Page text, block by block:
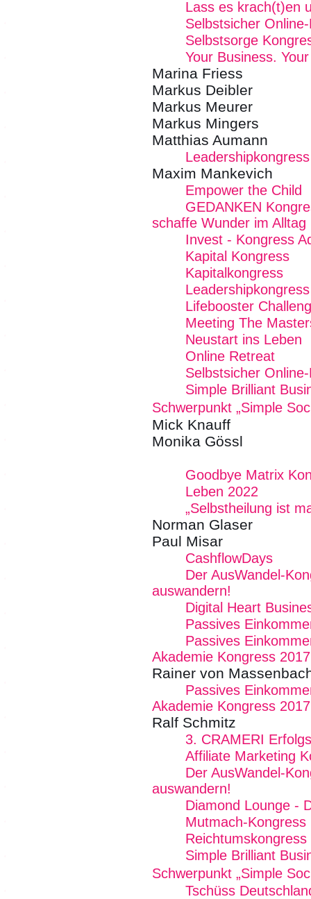
Lass es krach(t)en
Selbstsicher
Selbstsorge
Your Business.
Marina Friess
Markus Deibler
Markus Meurer
Markus Mingers
Matthias Aumann
Leadershipkongress
Maxim Mankevich
Empower the Child
GEDANKEN
schaffe Wunder im Alltag
Invest - Kongress
Kapital Kongress
Kapitalkongress
Leadershipkongress
Lifebooster
Meeting The
Neustart ins Leben
Online Retreat
Selbstsicher
Simple Brilliant
Schwerpunkt „Simple
Mick Knauff
Monika Gössl
Goodbye Matrix
Leben 2022
„Selbstheilung ist
Norman Glaser
Paul Misar
CashflowDays
Der AusWandel-
auswandern!
Digital Heart
Passives
Passives
Akademie Kongress 2017
Rainer von
Passives
Akademie Kongress 2017
Ralf Schmitz
3. CRAMERI
Affiliate Marketing
Der AusWandel-
auswandern!
Diamond Lounge -
Mutmach-Kongress
Reichtumskongress
Simple Brilliant
Schwerpunkt „Simple
Tschüss